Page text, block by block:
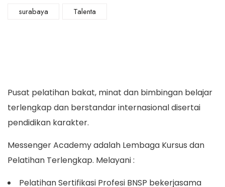
surabaya
Talenta
Pusat pelatihan bakat, minat dan bimbingan belajar
terlengkap dan berstandar internasional disertai
pendidikan karakter.
Messenger Academy adalah Lembaga Kursus dan
Pelatihan Terlengkap. Melayani :
Pelatihan Sertifikasi Profesi BNSP bekerjasama